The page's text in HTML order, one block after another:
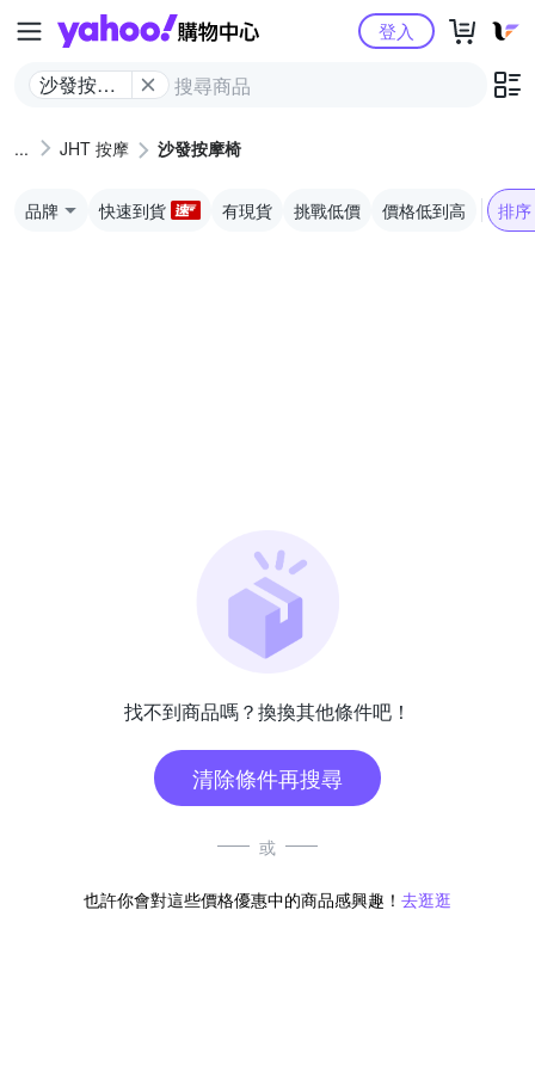
Yahoo購物中心
沙發按摩
登入
JHT 按摩 沙發按摩椅
品牌 快速到貨 有現貨 挑戰低價 價格低到高 排序
找不到商品嗎？換換其他條件吧！
清除條件再搜尋
或
也許你會對這些價格優惠中的商品感興趣！ 去逛逛